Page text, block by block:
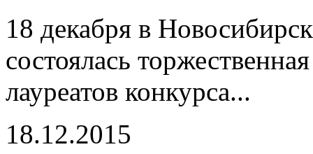
18 декабря в
состоялась
лауреатов конкурса...
18.12.2015